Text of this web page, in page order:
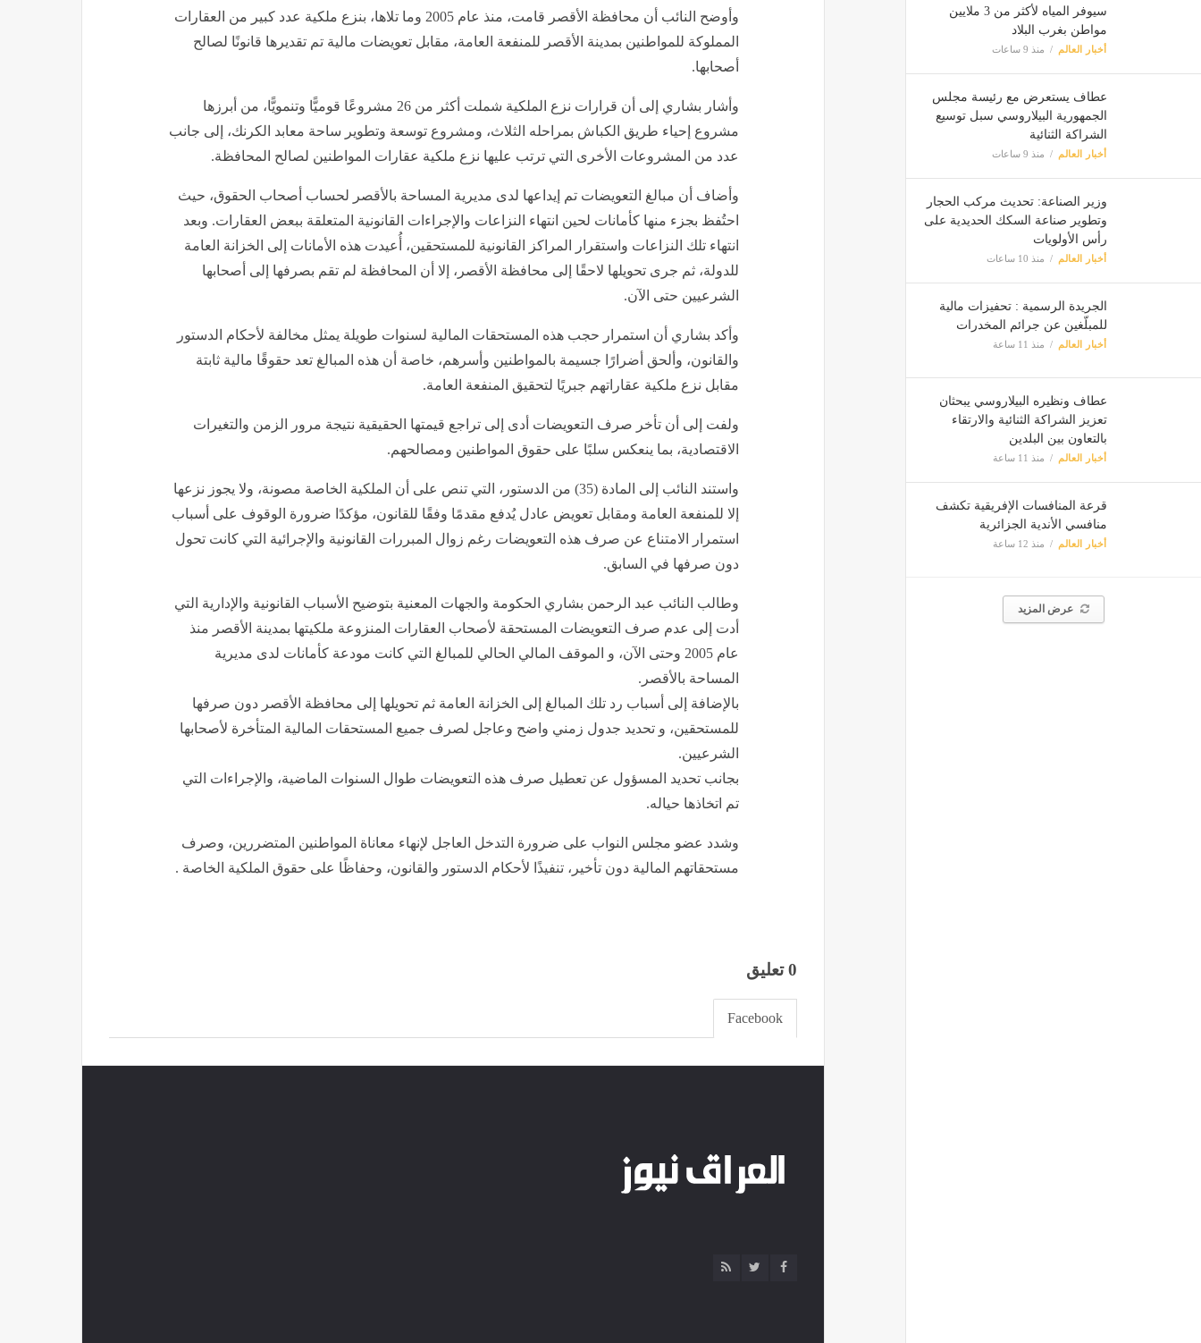
سيوفر المياه لأكثر من 3 ملايين
مواطن بغرب البلاد
أخبار العالم منذ 9 ساعات
عطاف يستعرض مع رئيسة مجلس
الجمهورية البيلاروسي سبل توسيع
الشراكة الثنائية
أخبار العالم منذ 9 ساعات
وزير الصناعة: تحديث مركب الحجار
وتطوير صناعة السكك الحديدية على
رأس الأولويات
أخبار العالم منذ 10 ساعات
الجريدة الرسمية : تحفيزات مالية
للمبلّغين عن جرائم المخدرات
أخبار العالم منذ 11 ساعة
عطاف ونظيره البيلاروسي يبحثان
تعزيز الشراكة الثنائية والارتقاء
بالتعاون بين البلدين
أخبار العالم منذ 11 ساعة
قرعة المنافسات الإفريقية تكشف
منافسي الأندية الجزائرية
أخبار العالم منذ 12 ساعة
عرض المزيد
وأوضح النائب أن محافظة الأقصر قامت، منذ عام 2005 وما تلاها، بنزع ملكية عدد كبير من العقارات
المملوكة للمواطنين بمدينة الأقصر للمنفعة العامة، مقابل تعويضات مالية تم تقديرها قانونًا لصالح
أصحابها.
وأشار بشاري إلى أن قرارات نزع الملكية شملت أكثر من 26 مشروعًا قوميًّا وتنمويًّا، من أبرزها
مشروع إحياء طريق الكباش بمراحله الثلاث، ومشروع توسعة وتطوير ساحة معابد الكرنك، إلى جانب
عدد من المشروعات الأخرى التي ترتب عليها نزع ملكية عقارات المواطنين لصالح المحافظة.
وأضاف أن مبالغ التعويضات تم إيداعها لدى مديرية المساحة بالأقصر لحساب أصحاب الحقوق، حيث
احتُفظ بجزء منها كأمانات لحين انتهاء النزاعات والإجراءات القانونية المتعلقة ببعض العقارات. وبعد
انتهاء تلك النزاعات واستقرار المراكز القانونية للمستحقين، أُعيدت هذه الأمانات إلى الخزانة العامة
للدولة، ثم جرى تحويلها لاحقًا إلى محافظة الأقصر، إلا أن المحافظة لم تقم بصرفها إلى أصحابها
الشرعيين حتى الآن.
وأكد بشاري أن استمرار حجب هذه المستحقات المالية لسنوات طويلة يمثل مخالفة لأحكام الدستور
والقانون، وألحق أضرارًا جسيمة بالمواطنين وأسرهم، خاصة أن هذه المبالغ تعد حقوقًا مالية ثابتة
مقابل نزع ملكية عقاراتهم جبريًا لتحقيق المنفعة العامة.
ولفت إلى أن تأخر صرف التعويضات أدى إلى تراجع قيمتها الحقيقية نتيجة مرور الزمن والتغيرات
الاقتصادية، بما ينعكس سلبًا على حقوق المواطنين ومصالحهم.
واستند النائب إلى المادة (35) من الدستور، التي تنص على أن الملكية الخاصة مصونة، ولا يجوز نزعها
إلا للمنفعة العامة ومقابل تعويض عادل يُدفع مقدمًا وفقًا للقانون، مؤكدًا ضرورة الوقوف على أسباب
استمرار الامتناع عن صرف هذه التعويضات رغم زوال المبررات القانونية والإجرائية التي كانت تحول
دون صرفها في السابق.
وطالب النائب عبد الرحمن بشاري الحكومة والجهات المعنية بتوضيح الأسباب القانونية والإدارية التي
أدت إلى عدم صرف التعويضات المستحقة لأصحاب العقارات المنزوعة ملكيتها بمدينة الأقصر منذ
عام 2005 وحتى الآن، و الموقف المالي الحالي للمبالغ التي كانت مودعة كأمانات لدى مديرية
المساحة بالأقصر.
بالإضافة إلى أسباب رد تلك المبالغ إلى الخزانة العامة ثم تحويلها إلى محافظة الأقصر دون صرفها
للمستحقين، و تحديد جدول زمني واضح وعاجل لصرف جميع المستحقات المالية المتأخرة لأصحابها
الشرعيين.
بجانب تحديد المسؤول عن تعطيل صرف هذه التعويضات طوال السنوات الماضية، والإجراءات التي
تم اتخاذها حياله.
وشدد عضو مجلس النواب على ضرورة التدخل العاجل لإنهاء معاناة المواطنين المتضررين، وصرف
مستحقاتهم المالية دون تأخير، تنفيذًا لأحكام الدستور والقانون، وحفاظًا على حقوق الملكية الخاصة .
0 تعليق
Facebook